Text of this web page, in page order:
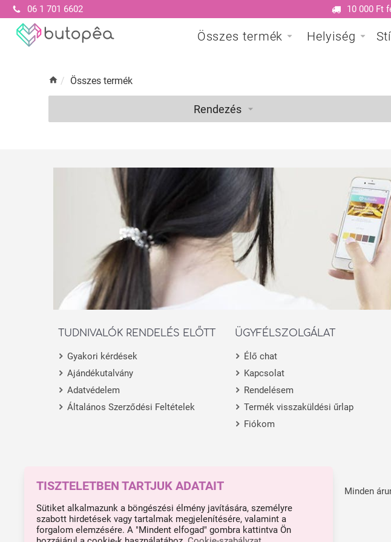
06 1 701 6602 10 000 Ft
Összes termék Helyiség
/ Összes termék
Rendezés
TUDNIVALÓK RENDELÉS ELŐTT
Gyakori kérdések
Ajándékutalvány
Adatvédelem
Általános Szerződési Feltételek
ÜGYFÉLSZOLGÁLAT
Élő chat
Kapcsolat
Rendelésem
Termék visszaküldési űrlap
Fiókom
Made with ❤ in Budapest. Impresszum Minden
TISZTELETBEN TARTJUK ADATAIT
Sütiket alkalmazunk a böngészési élmény javítására, személyre
szabott hirdetések vagy tartalmak megjelenítésére, valamint a
forgalom elemzésére. A "Mindent elfogad" gombra kattintva Ön